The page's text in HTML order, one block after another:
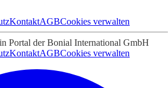
KontaktAGBCookies verwalten
Portal der Bonial International GmbH
KontaktAGBCookies verwalten